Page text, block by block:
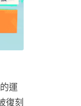
運
復刻